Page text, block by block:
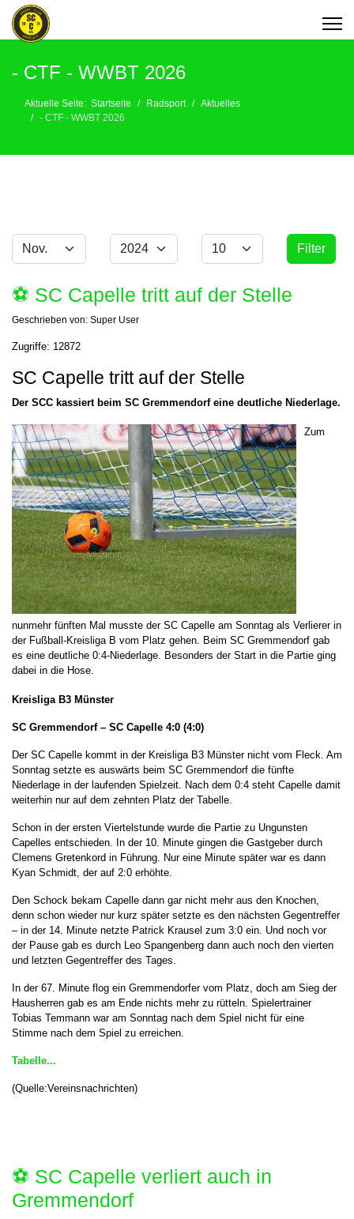
- CTF - WWBT 2026
Aktuelle Seite: Startseite Radsport
Aktuelles
- CTF - WWBT 2026
Filter
Monat Jahr Anzeige #
Filter
⚽️ SC Capelle tritt auf der Stelle
Geschrieben von: Super User
Zugriffe: 12872
SC Capelle tritt auf der Stelle
Der SCC kassiert beim SC Gremmendorf eine deutliche Niederlage.
Zum
nunmehr fünften Mal musste der SC Capelle am Sonntag als Verlierer in
der Fußball-Kreisliga B vom Platz gehen. Beim SC Gremmendorf gab
es eine deutliche 0:4-Niederlage. Besonders der Start in die Partie ging
dabei in die Hose.
Kreisliga B3 Münster
SC Gremmendorf – SC Capelle 4:0 (4:0)
Der SC Capelle kommt in der Kreisliga B3 Münster nicht vom Fleck. Am
Sonntag setzte es auswärts beim SC Gremmendorf die fünfte
Niederlage in der laufenden Spielzeit. Nach dem 0:4 steht Capelle damit
weiterhin nur auf dem zehnten Platz der Tabelle.
Schon in der ersten Viertelstunde wurde die Partie zu Ungunsten
Capelles entschieden. In der 10. Minute gingen die Gastgeber durch
Clemens Gretenkord in Führung. Nur eine Minute später war es dann
Kyan Schmidt, der auf 2:0 erhöhte.
Den Schock bekam Capelle dann gar nicht mehr aus den Knochen,
denn schon wieder nur kurz später setzte es den nächsten Gegentreffer
– in der 14. Minute netzte Patrick Krausel zum 3:0 ein. Und noch vor
der Pause gab es durch Leo Spangenberg dann auch noch den vierten
und letzten Gegentreffer des Tages.
In der 67. Minute flog ein Gremmendorfer vom Platz, doch am Sieg der
Hausherren gab es am Ende nichts mehr zu rütteln. Spielertrainer
Tobias Temmann war am Sonntag nach dem Spiel nicht für eine
Stimme nach dem Spiel zu erreichen.
Tabelle...
(Quelle:Vereinsnachrichten)
⚽️ SC Capelle verliert auch in
Gremmendorf